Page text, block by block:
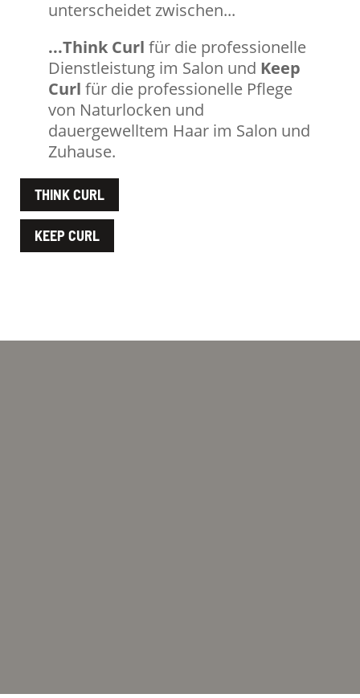
unterscheidet zwischen...
...Think Curl für die professionelle
Dienstleistung im Salon und Keep
Curl für die professionelle Pflege
von Naturlocken und
dauergewelltem Haar im Salon und
Zuhause.
THINK CURL
KEEP CURL